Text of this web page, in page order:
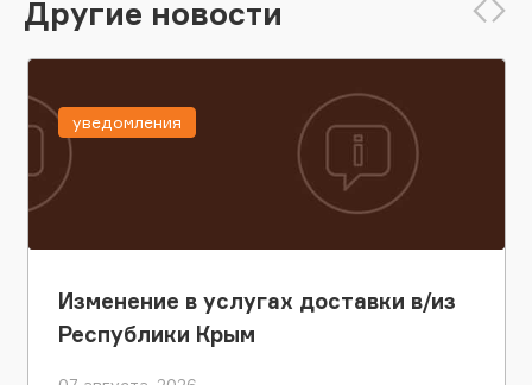
Другие новости
Изменение в услугах доставки в/из
Республики Крым
уведомления